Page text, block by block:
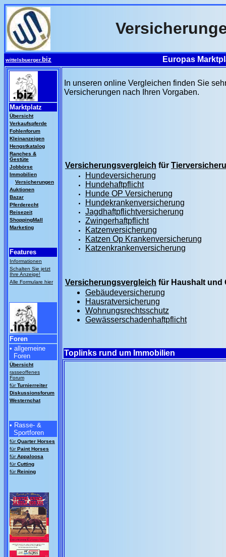
wittelsbuerger. biz Europas
Marktplatz
Übersicht
Verkaufspferde
Fohlenforum
Kleinanzeigen
Hengstkatalog
Ranches &
Gestüte
Jobbörse
Immobilien
Versicherungen
Auktionen
Bazar
Pferderecht
Reisezeit
ShoppingMall
Marketing
Features
Informationen
Schalten Sie jetzt
Ihre Anzeige!
Alle Formulare hier
Foren
• allgemeine
Foren
Übersicht
rasseoffenes
Forum
fürTurnierreiter
Diskussionsforum
Westernchat
• Rasse- &
Sportforen
fürQuarter Horses
fürPaint Horses
fürAppaloosa
fürCutting
fürReining
In unseren online Vergleichen finden Sie
Versicherungen nach Ihren Vorgaben.
Versicherungsvergleich für
Hundeversicherung
Hundehaftpflicht
Hunde OP Versicherung
Hundekrankenversicherung
Jagdhaftpflichtversicherung
Zwingerhaftpflicht
Katzenversicherung
Katzen Op Krankenversicherung
Katzenkrankenversicherung
Versicherungsvergleich für Haushalt und
Gebäudeversicherung
Hausratversicherung
Wohnungsrechtsschutz
Gewässerschadenhaftpflicht
Toplinks rund um Immobilien